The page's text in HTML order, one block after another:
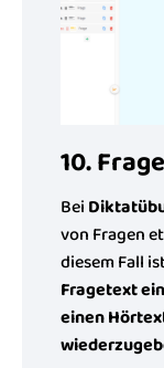
10.
Bei
von Fragen
diesem Fall
Fragetext
einen